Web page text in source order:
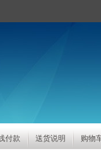
付款 送货说明 购物